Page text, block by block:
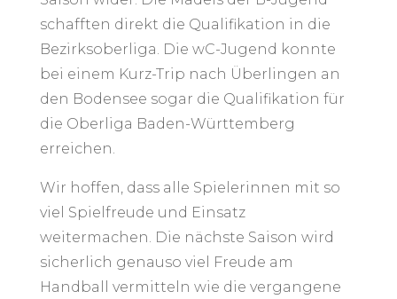
schafften direkt die Qualifikation in die
Bezirksoberliga. Die wC-Jugend konnte
bei einem Kurz-Trip nach Überlingen an
den Bodensee sogar die Qualifikation für
die Oberliga Baden-Württemberg
erreichen.
Wir hoffen, dass alle Spielerinnen mit so
viel Spielfreude und Einsatz
weitermachen. Die nächste Saison wird
sicherlich genauso viel Freude am
Handball vermitteln wie die vergangene